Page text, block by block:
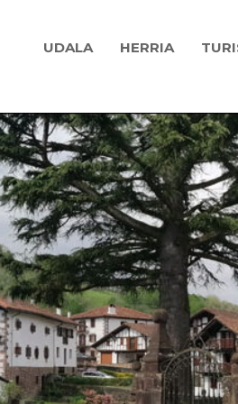
UDALA HERRIA